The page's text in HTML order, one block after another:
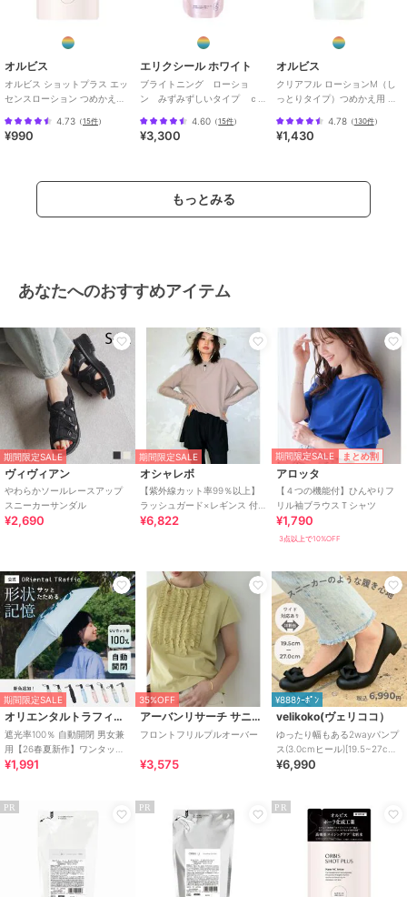
オルビス
オルビス ショットプラス エッ
センスローション つめかえ用
4.73 （15件）
¥990
エリクシール ホワイト
ブライトニング ローショ
ン みずみずしいタイプ ｃ
品
4.60 （15件）
¥3,300
オルビス
クリアフル ローションM（し
っとりタイプ）つめかえ用 医
4.78（130件）
¥1,430
もっとみる
あなたへのおすすめアイテム
期間限定SALE
ヴィヴィアン
やわらかソールレースアップ
スニーカーサンダル
¥2,690
期間限定SALE
オシャレボ
【紫外線カット率99％以上】
ラッシュガード×レギンス 付
き タンキニ
¥6,822
期間限定SALE まとめ割
アロッタ
【４つの機能付】ひんやりフ
リル袖ブラウスＴシャツ
¥1,790
3点以上で10%OFF
期間限定SALE
オリエンタルトラフィック
遮光率100％ 自動開閉 男女兼
用【26春夏新作】ワンタッチ
晴雨兼用 折りたたみ傘 /G-
¥1,991
35%OFF
アーバンリサーチ サニーレーベル
フロントフリルプルオーバー
¥3,575
¥888ｸｰﾎﾟﾝ
velikoko(ヴェリココ）
ゆったり幅もある2wayパンプ
ス(3.0cmヒール)[19.5~27cm]
ラクチンきれいシューズ
¥6,990
PR PR PR